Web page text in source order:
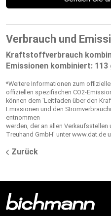
Verbrauch und
Kraftstoffverbrauch
Emissionen kombiniert: 113
*Weitere Informationen zum
offiziellen spezifischen CO2-
können dem 'Leitfaden über den
Emissionen und den
entnommen
werden, der an allen Verkaufsstellen
Treuhand GmbH' unter www.dat.de
Zurück